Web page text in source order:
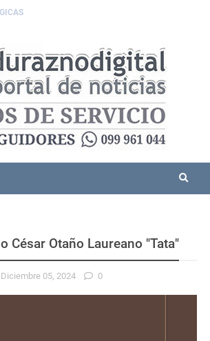
César Otaño Laureano "Tata"
Diciembre 05, 2024 0